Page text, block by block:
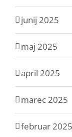
junij 2025
maj 2025
april 2025
marec 2025
februar 2025